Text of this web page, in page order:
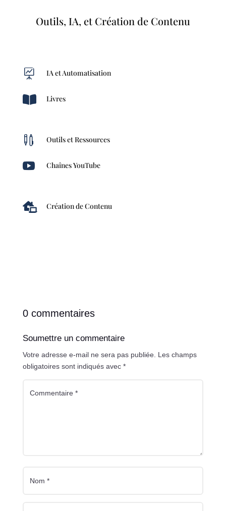
Outils, IA, et Création de Contenu
 IA et Automatisation
 Livres
 Outils et Ressources
 Chaînes YouTube
 Création de Contenu
0 commentaires
Soumettre un commentaire
Votre adresse e-mail ne sera pas publiée. Les champs
obligatoires sont indiqués avec *